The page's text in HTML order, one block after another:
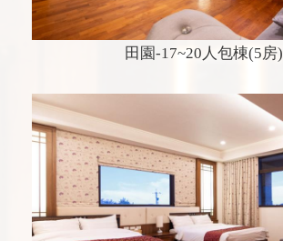
田園-17~20人包棟(5房)